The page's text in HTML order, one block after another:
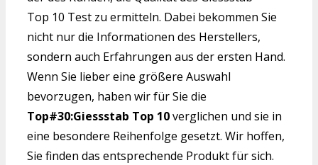
Top 10 Test zu ermitteln. Dabei bekommen Sie
nicht nur die Informationen des Herstellers,
sondern auch Erfahrungen aus der ersten Hand.
Wenn Sie lieber eine größere Auswahl
bevorzugen, haben wir für Sie die
Top#30:Giessstab Top 10verglichen und sie in
eine besondere Reihenfolge gesetzt. Wir hoffen,
Sie finden das entsprechende Produkt für sich.